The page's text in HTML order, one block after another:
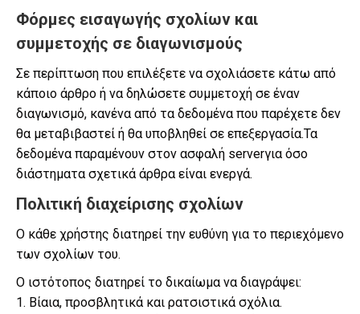
Φόρμες εισαγωγής σχολίων και
συμμετοχής σε διαγωνισμούς
Σε περίπτωση που επιλέξετε να σχολιάσετε κάτω από
κάποιο άρθρο ή να δηλώσετε συμμετοχή σε έναν
διαγωνισμό, κανένα από τα δεδομένα που παρέχετε δεν
θα μεταβιβαστεί ή θα υποβληθεί σε επεξεργασία.Τα
δεδομένα παραμένουν στον ασφαλή serverγια όσο
διάστηματα σχετικά άρθρα είναι ενεργά.
Πολιτική διαχείρισης σχολίων
Ο κάθε χρήστης διατηρεί την ευθύνη για το περιεχόμενο
των σχολίων του.
Ο ιστότοπος διατηρεί το δικαίωμα να διαγράψει:
1. Βίαια, προσβλητικά και ρατσιστικά σχόλια.